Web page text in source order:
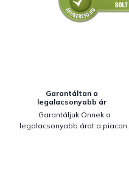
Garantáltan a
legalacsonyabb ár
Garantáljuk Önnek a
legalacsonyabb árat a piacon.